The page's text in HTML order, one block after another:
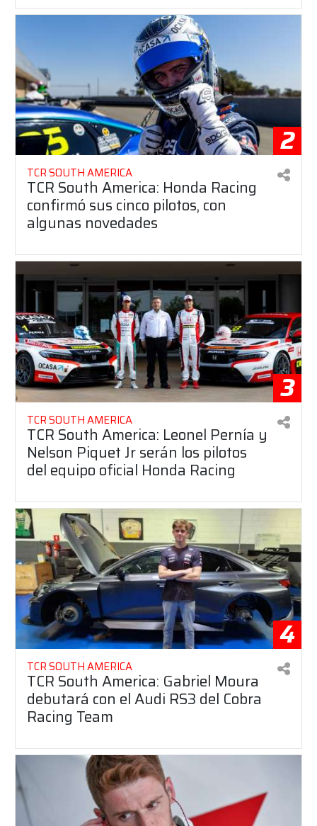
2
TCR SOUTH AMERICA
TCR South America: Honda Racing
confirmó sus cinco pilotos, con
algunas novedades
3
TCR SOUTH AMERICA
TCR South America: Leonel Pernía y
Nelson Piquet Jr serán los pilotos
del equipo oficial Honda Racing
4
TCR SOUTH AMERICA
TCR South America: Gabriel Moura
debutará con el Audi RS3 del Cobra
Racing Team